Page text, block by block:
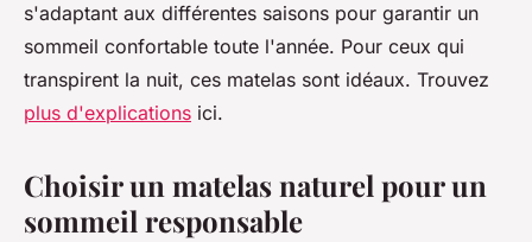
s'adaptant aux différentes saisons pour garantir un
sommeil confortable toute l'année. Pour ceux qui
transpirent la nuit, ces matelas sont idéaux. Trouvez
plus d'explications ici.
Choisir un matelas naturel pour un
sommeil responsable